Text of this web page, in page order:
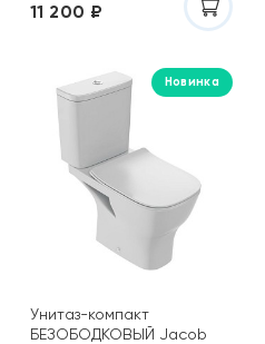
KEUCO
Konskie
Laufen
Loranto
Mainzu
Nanda Tiles
11 200 ₽
Новинка
Унитаз-компакт
БЕЗОБОДКОВЫЙ Jacob